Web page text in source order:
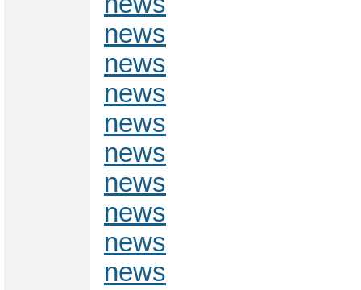
news
news
news
news
news
news
news
news
news